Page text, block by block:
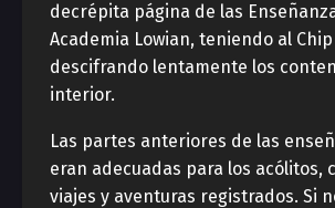
decrépita página de las
Academia Lowian, teniendo al Chip
descifrando lentamente los
interior.
Las partes anteriores de las
eran adecuadas para los acólitos,
viajes y aventuras registrados. Si